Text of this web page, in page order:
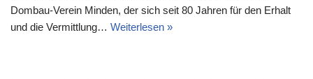
Dombau-Verein Minden, der sich seit 80 Jahren für den Erhalt
und die Vermittlung… Weiterlesen »